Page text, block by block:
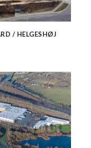
/ HELGESHØJ